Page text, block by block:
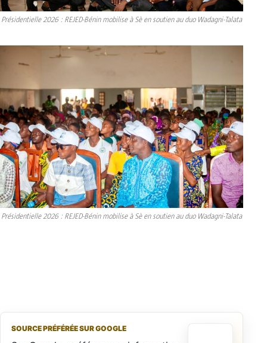
Présidentielle 2026 : REJED-Bénin mobilise à Sè en soutien au duo Wadagni-Talata
Présidentielle 2026 : REJED-Bénin mobilise à Sè en soutien au duo Wadagni-Talata
SOURCE PRÉFÉRÉE SUR GOOGLE